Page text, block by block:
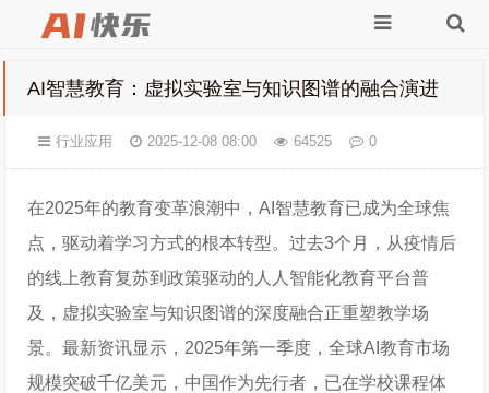
AI智慧教育：虚拟实验室与知识图谱的融合演进
行业应用 2025-12-08 08:00 64525 0
在2025年的教育变革浪潮中，AI智慧教育已成为全球焦
点，驱动着学习方式的根本转型。过去3个月，从疫情后
的线上教育复苏到政策驱动的人人智能化教育平台普
及，虚拟实验室与知识图谱的深度融合正重塑教学场
景。最新资讯显示，2025年第一季度，全球AI教育市场
规模突破千亿美元，中国作为先行者，已在学校课程体